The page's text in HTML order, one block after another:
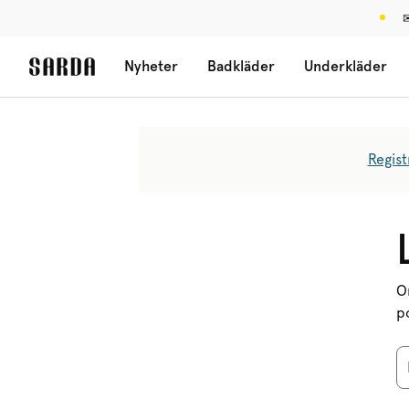
Nyheter Badkläder Underkläder